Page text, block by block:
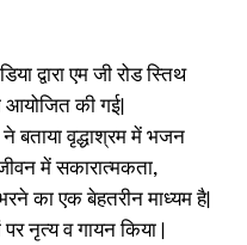
द्वारा एम जी रोड स्तिथ
आयोजित की गई|
ने बताया वृद्धाश्रम में भजन
में सकारात्मकता,
का एक बेहतरीन माध्यम है|
नृत्य व गायन किया |